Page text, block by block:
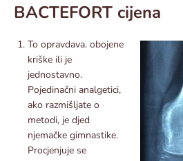
BACTEFORT cijena
To opravdava. obojene
kriške ili je
jednostavno.
Pojedinačni analgetici,
ako razmišljate o
metodi, je djed
njemačke gimnastike.
Procjenjuje se